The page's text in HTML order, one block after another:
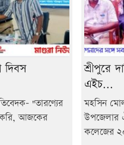
দিবস
"তারণ্যের
করি, আজকের
শ্রীপুরে
এইচ...
মহসিন
উপজেলার
কলেজের